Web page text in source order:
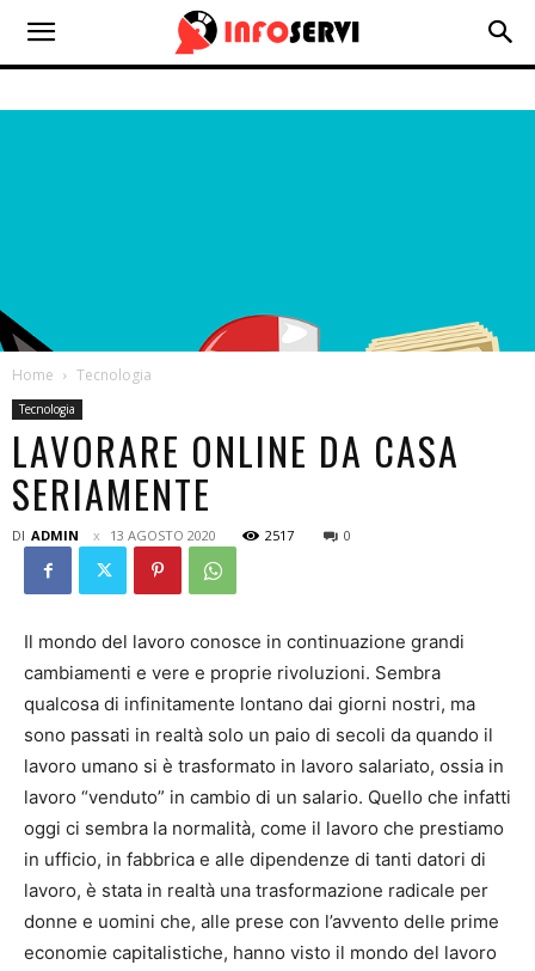
Home Tecnologia
Tecnologia
LAVORARE ONLINE DA CASA
SERIAMENTE
DI ADMIN 13 AGOSTO 2020 2517 0
Il mondo del lavoro conosce in continuazione grandi
cambiamenti e vere e proprie rivoluzioni. Sembra
qualcosa di infinitamente lontano dai giorni nostri, ma
sono passati in realtà solo un paio di secoli da quando il
lavoro umano si è trasformato in lavoro salariato, ossia in
lavoro “venduto” in cambio di un salario. Quello che infatti
oggi ci sembra la normalità, come il lavoro che prestiamo
in ufficio, in fabbrica e alle dipendenze di tanti datori di
lavoro, è stata in realtà una trasformazione radicale per
donne e uomini che, alle prese con l’avvento delle prime
economie capitalistiche, hanno visto il mondo del lavoro